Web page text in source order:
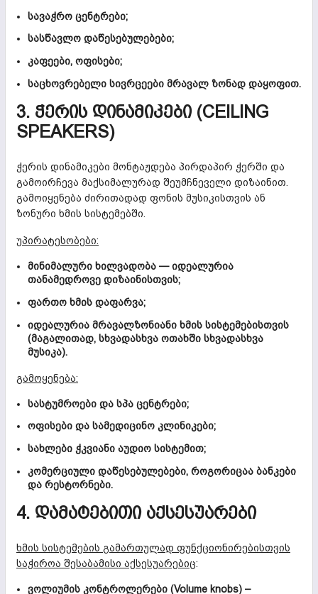
სავაჭრო ცენტრები;
სასწავლო დაწესებულებები;
კაფეები, ოფისები;
საცხოვრებელი სივრცეები მრავალ ზონად დაყოფით.
3. ᲭᲔᲠᲘᲡ ᲓᲘᲜᲐᲛᲘᲙᲔᲑᲘ (CEILING
SPEAKERS)
ჭერის დინამიკები მონტაჟდება პირდაპირ ჭერში და
გამოირჩევა მაქსიმალურად შეუმჩნეველი დიზაინით.
გამოიყენება ძირითადად ფონის მუსიკისთვის ან
ზონური ხმის სისტემებში.
უპირატესობები:
მინიმალური ხილვადობა — იდეალურია
თანამედროვე დიზაინისთვის;
ფართო ხმის დაფარვა;
იდეალურია მრავალზონიანი ხმის სისტემებისთვის
(მაგალითად, სხვადასხვა ოთახში სხვადასხვა
მუსიკა).
გამოყენება:
სასტუმროები და სპა ცენტრები;
ოფისები და სამედიცინო კლინიკები;
სახლები ჭკვიანი აუდიო სისტემით;
კომერციული დაწესებულებები, როგორიცაა ბანკები
და რესტორნები.
4. ᲓᲐᲛᲐᲢᲔᲑᲘᲗᲘ ᲐᲥᲡᲔᲡᲣᲐᲠᲔᲑᲘ
ხმის სისტემების გამართულად ფუნქციონირებისთვის
საჭიროა შესაბამისი აქსესუარებიც:
ვოლიუმის კონტროლერები (Volume knobs) –